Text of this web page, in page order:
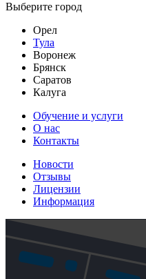
Выберите город
Орел
Тула
Воронеж
Брянск
Саратов
Калуга
Обучение и услуги
О нас
Контакты
Новости
Отзывы
Лицензии
Информация